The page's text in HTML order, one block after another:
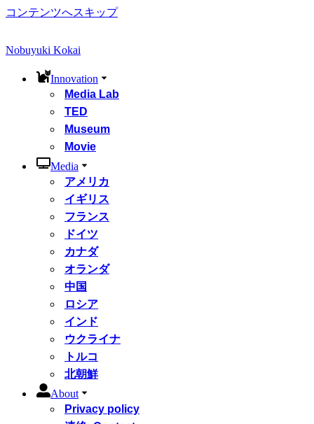
コンテンツへスキップ
Nobuyuki Kokai
Innovation
Media Lab
TED
Museum
Movie
Media
アメリカ
イギリス
フランス
ドイツ
カナダ
オランダ
中国
ロシア
インド
ウクライナ
トルコ
北朝鮮
About
Privacy policy